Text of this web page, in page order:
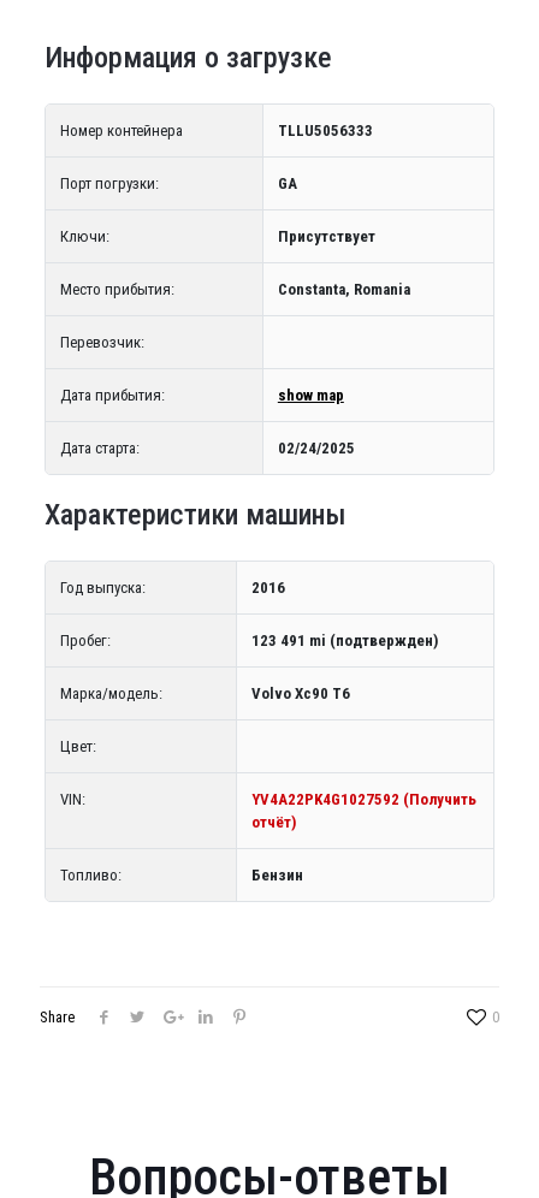
Информация о загрузке
Номер контейнера TLLU5056333
Порт погрузки: GA
Ключи: Присутствует
Место прибытия: Constanta, Romania
Перевозчик:
Дата прибытия: show map
Дата старта: 02/24/2025
Характеристики машины
Год выпуска: 2016
Пробег: 123 491 mi (подтвержден)
Марка/модель: Volvo Xc90 T6
Цвет:
VIN:
YV4A22PK4G1027592 (Получить
отчёт)
Топливо: Бензин
Share 0
Вопросы-ответы